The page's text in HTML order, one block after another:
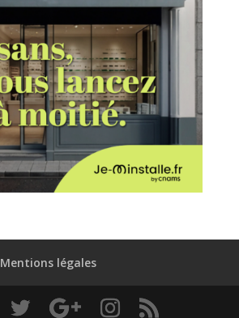
Mentions légales